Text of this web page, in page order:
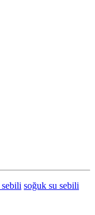
soğuk su sebili